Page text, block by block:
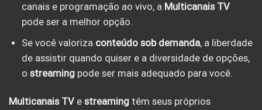
canais e programação ao vivo, a Multicanais TV
pode ser a melhor opção.
Se você valoriza conteúdo sob demanda, a liberdade
de assistir quando quiser e a diversidade de opções,
o streamingpode ser mais adequado para você.
Multicanais TV e streaming têm seus próprios